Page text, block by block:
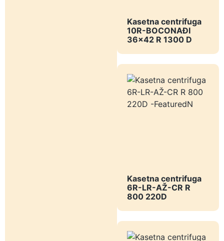
Kasetna centrifuga
10R-BOCONAĐI
36x42 R 1300 D
Kasetna centrifuga
6R-LR-AŽ-CR R
800 220D